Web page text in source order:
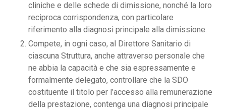
cliniche e delle schede di dimissione, nonché la loro
reciproca corrispondenza, con particolare
riferimento alla diagnosi principale alla dimissione.
Compete, in ogni caso, al Direttore Sanitario di
ciascuna Struttura, anche attraverso personale che
ne abbia la capacità e che sia espressamente e
formalmente delegato, controllare che la SDO
costituente il titolo per l’accesso alla remunerazione
della prestazione, contenga una diagnosi principale